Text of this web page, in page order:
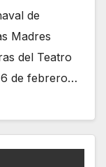
de
Madres
del Teatro
6 de febrero…